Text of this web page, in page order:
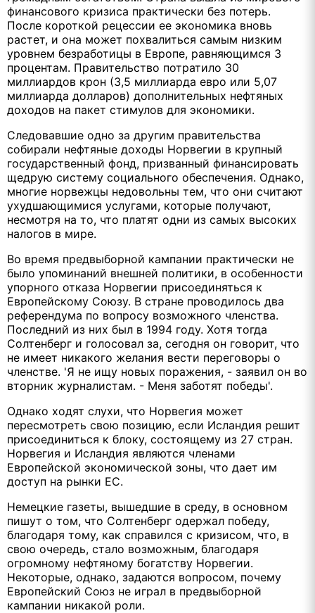
финансового кризиса практически без потерь.
После короткой рецессии ее экономика вновь
растет, и она может похвалиться самым низким
уровнем безработицы в Европе, равняющимся 3
процентам. Правительство потратило 30
миллиардов крон (3,5 миллиарда евро или 5,07
миллиарда долларов) дополнительных нефтяных
доходов на пакет стимулов для экономики.
Следовавшие одно за другим правительства
собирали нефтяные доходы Норвегии в крупный
государственный фонд, призванный финансировать
щедрую систему социального обеспечения. Однако,
многие норвежцы недовольны тем, что они считают
ухудшающимися услугами, которые получают,
несмотря на то, что платят одни из самых высоких
налогов в мире.
Во время предвыборной кампании практически не
было упоминаний внешней политики, в особенности
упорного отказа Норвегии присоединяться к
Европейскому Союзу. В стране проводилось два
референдума по вопросу возможного членства.
Последний из них был в 1994 году. Хотя тогда
Солтенберг и голосовал за, сегодня он говорит, что
не имеет никакого желания вести переговоры о
членстве. 'Я не ищу новых поражения, - заявил он во
вторник журналистам. - Меня заботят победы'.
Однако ходят слухи, что Норвегия может
пересмотреть свою позицию, если Исландия решит
присоединиться к блоку, состоящему из 27 стран.
Норвегия и Исландия являются членами
Европейской экономической зоны, что дает им
доступ на рынки ЕС.
Немецкие газеты, вышедшие в среду, в основном
пишут о том, что Солтенберг одержал победу,
благодаря тому, как справился с кризисом, что, в
свою очередь, стало возможным, благодаря
огромному нефтяному богатству Норвегии.
Некоторые, однако, задаются вопросом, почему
Европейский Союз не играл в предвыборной
кампании никакой роли.